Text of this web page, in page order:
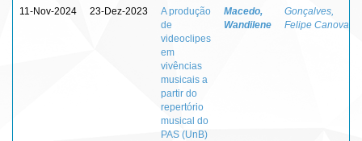
11-Nov-2024 23-Dez-2023
A produção
de
videoclipes
em
vivências
musicais a
partir do
repertório
musical do
PAS (UnB)
Macedo,
Wandilene
Gonçalves,
Felipe Canova